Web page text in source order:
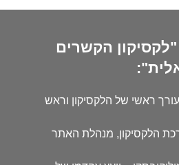
הקשרים
ראשי של הלקסיקון וראש
הלקסיקון, מנהלת האתר